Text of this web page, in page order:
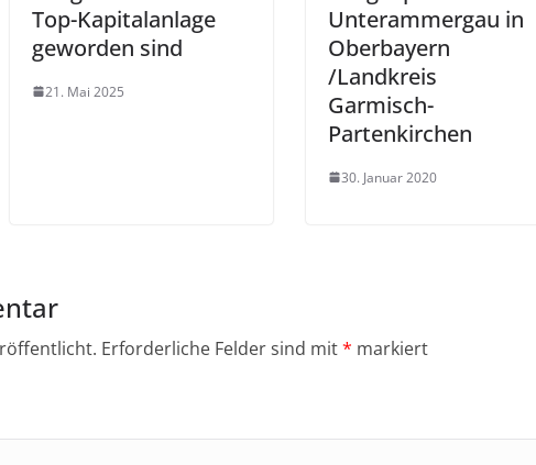
Top-Kapitalanlage
geworden sind
21. Mai 2025
Unterammergau in
Oberbayern
/Landkreis
Garmisch-
Partenkirchen
30. Januar 2020
Erforderliche Felder sind mit* markiert